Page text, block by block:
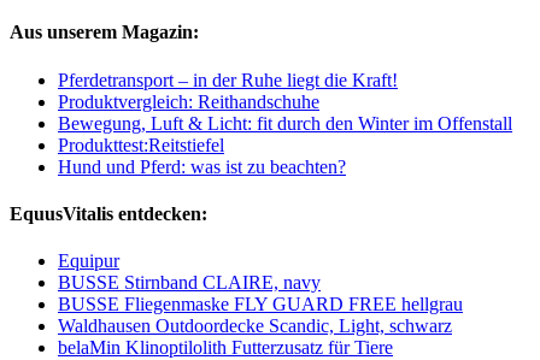
Aus unserem Magazin:
Pferdetransport – in der Ruhe liegt die Kraft!
Produktvergleich: Reithandschuhe
Bewegung, Luft & Licht: fit durch den Winter im Offenstall
Produkttest:Reitstiefel
Hund und Pferd: was ist zu beachten?
EquusVitalis entdecken:
Equipur
BUSSE Stirnband CLAIRE, navy
BUSSE Fliegenmaske FLY GUARD FREE hellgrau
Waldhausen Outdoordecke Scandic, Light, schwarz
belaMin Klinoptilolith Futterzusatz für Tiere